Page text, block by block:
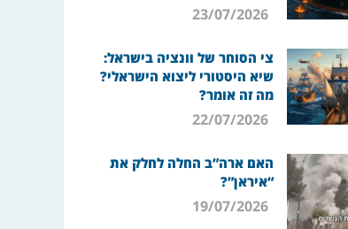
23/07/2026
צי הסוחר של וונציה בישראל:
שיא היסטורי ליצוא הישראלי?
מה זה אומר?
22/07/2026
האם ארה”ב החלה לחלק את
“איראן”?
19/07/2026